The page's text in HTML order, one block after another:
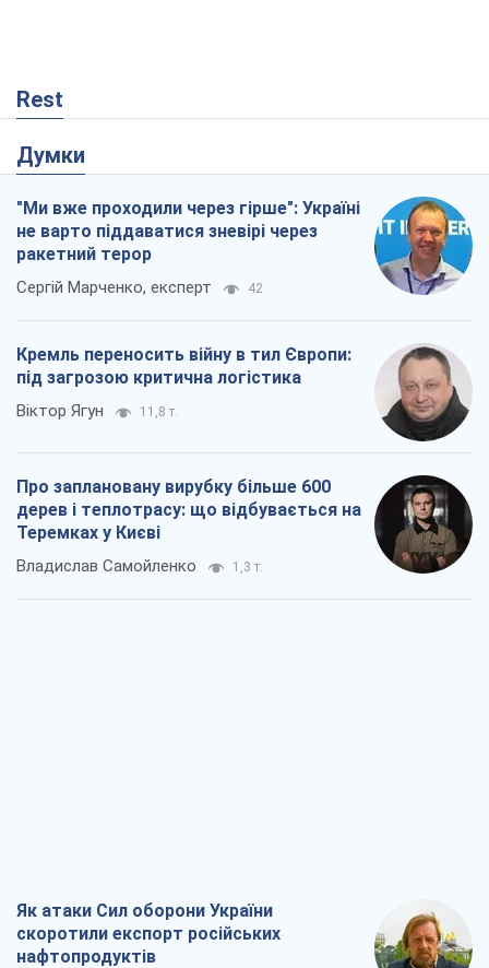
Rest
Думки
"Ми вже проходили через гірше": Україні
не варто піддаватися зневірі через
ракетний терор
Сергій Марченко, експерт 42
Кремль переносить війну в тил Європи:
під загрозою критична логістика
Віктор Ягун 11,8 т.
Про заплановану вирубку більше 600
дерев і теплотрасу: що відбувається на
Теремках у Києві
Владислав Самойленко 1,3 т.
Як атаки Сил оборони України
скоротили експорт російських
нафтопродуктів